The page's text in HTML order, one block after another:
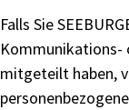
Falls Sie
mitgeteilt haben,